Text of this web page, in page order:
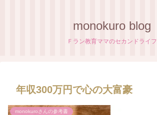
monokuro blog
Ｆラン教育ママのセカンドライフ
年収300万円で心の大富豪
monokuroさんの参考書